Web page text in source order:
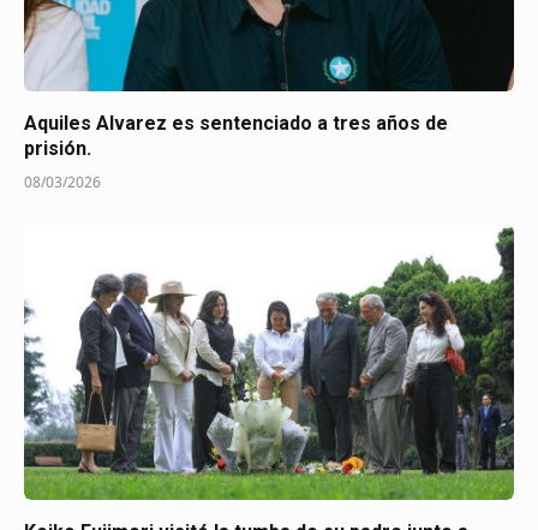
Aquiles Alvarez es sentenciado a tres años de
prisión.
08/03/2026